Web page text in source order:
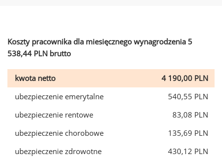
Koszty pracownika dla miesięcznego wynagrodzenia 5
538,44 PLN brutto
kwota netto
4 190,00 PLN
ubezpieczenie emerytalne
540,55 PLN
ubezpieczenie rentowe
83,08 PLN
ubezpieczenie chorobowe
135,69 PLN
ubezpieczenie zdrowotne
430,12 PLN